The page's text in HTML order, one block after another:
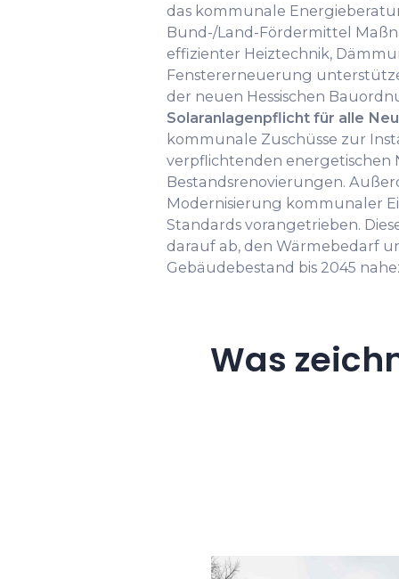
das kommunale
Bund-/Land-Fördermittel
effizienter Heiztechnik,
Fenstererneuerung
der neuen Hessischen
Solaranlagenpflicht für alle
kommunale Zuschüsse zur
verpflichtenden energetischen
Bestandsrenovierungen.
Modernisierung kommunaler
Standards vorangetrieben.
darauf ab, den Wärmebedarf
Gebäudebestand bis 2045
Was